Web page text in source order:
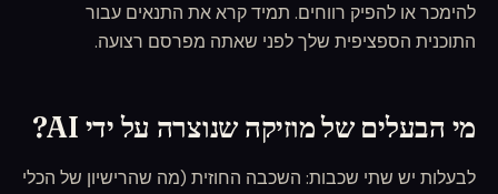
להימכר או להפיק רווחים. תמיד קרא את התנאים עבור
התוכנית הספציפית שלך לפני שאתה מפרסם רצועה.
מי הבעלים של מוזיקה שנוצרה על ידי AI?
לבעלות יש שתי שכבות: השכבה החוזית (מה שהרישיון של הכלי